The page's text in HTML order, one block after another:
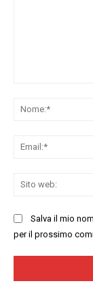
Salva il mio
per il prossimo